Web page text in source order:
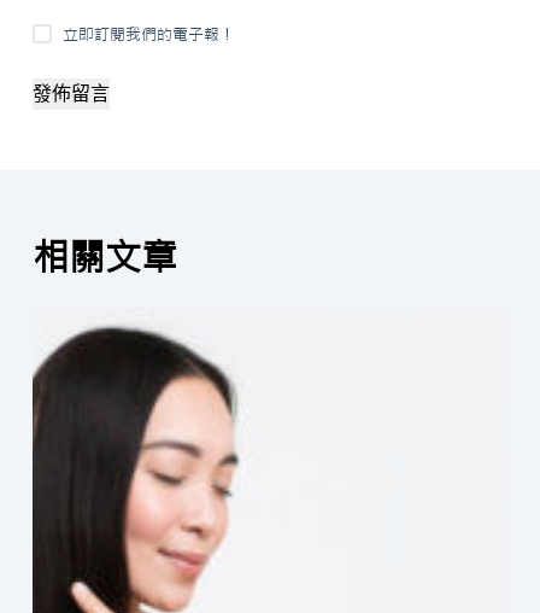
立即訂閱我們的電子報！
發佈留言
相關文章